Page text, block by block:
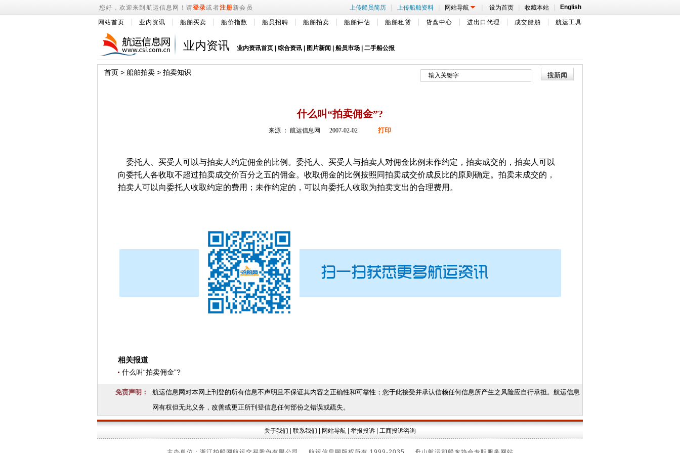
您好，欢迎来到航运信息网！请登录或者注册新会员 上传船员简历 | 上传船舶资料 | 网站导航 | 设为首页 | 收藏本站 | English
网站首页 业内资讯 船舶买卖 船价指数 船员招聘 船舶拍卖 船舶评估 船舶租赁 货盘中心 进出口代理 成交船舶 航运工具
业内资讯 业内资讯首页 综合资讯 图片新闻 船员市场 二手船公报
首页 > 船舶拍卖 > 拍卖知识
什么叫“拍卖佣金”?
来源 ： 航运信息网 2007-02-02 打印
委托人、买受人可以与拍卖人约定佣金的比例。委托人、买受人与拍卖人对佣金比例未作约定，拍卖成交的，拍卖人可以
向委托人各收取不超过拍卖成交价百分之五的佣金。收取佣金的比例按照同拍卖成交价成反比的原则确定。拍卖未成交的，
拍卖人可以向委托人收取约定的费用；未作约定的，可以向委托人收取为拍卖支出的合理费用。
相关报道
什么叫“拍卖佣金”?
免责声明：
航运信息网对本网上刊登的所有信息不声明且不保证其内容之正确性和可靠性；您于此接受并承认信赖任何信息所产生之风险应自行承担。航运信息
网有权但无此义务，改善或更正所刊登信息任何部份之错误或疏失。
关于我们 联系我们 网站导航 举报投诉 工商投诉咨询